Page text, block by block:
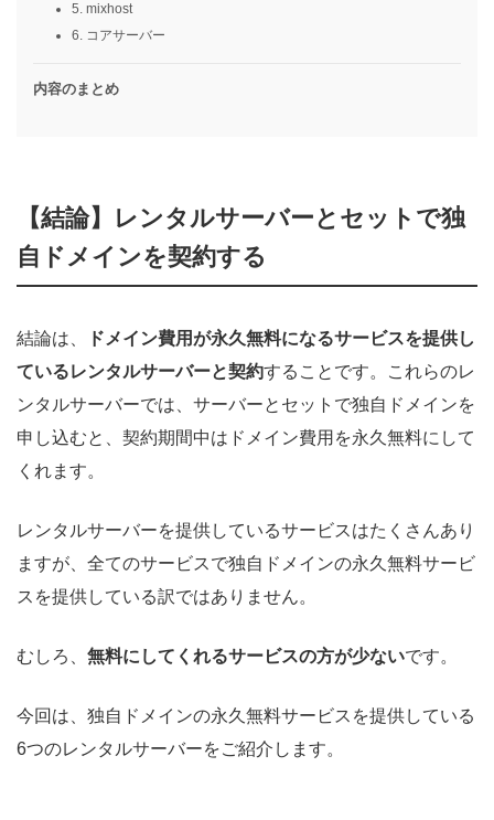
5. mixhost
6. コアサーバー
内容のまとめ
【結論】レンタルサーバーとセットで独
自ドメインを契約する
結論は、
ドメイン費用が永久無料になるサービスを提供し
ているレンタルサーバーと契約することです。これらのレ
ンタルサーバーでは、サーバーとセットで独自ドメインを
申し込むと、契約期間中はドメイン費用を永久無料にして
くれます。
レンタルサーバーを提供しているサービスはたくさんあり
ますが、全てのサービスで独自ドメインの永久無料サービ
スを提供している訳ではありません。
むしろ、 無料にしてくれるサービスの方が少ないです。
今回は、独自ドメインの永久無料サービスを提供している
6つのレンタルサーバーをご紹介します。